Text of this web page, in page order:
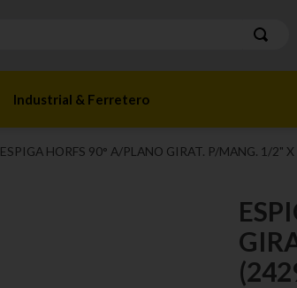
Industrial & Ferretero
ESPIGA HORFS 90° A/PLANO GIRAT. P/MANG. 1/2"